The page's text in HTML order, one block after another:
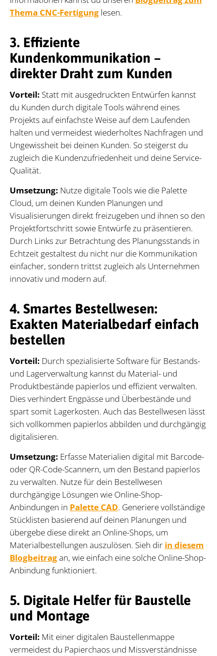
Thema CNC-Fertigung lesen.
3. Effiziente
Kundenkommunikation –
direkter Draht zum Kunden
Vorteil: Statt mit ausgedruckten Entwürfen kannst
du Kunden durch digitale Tools während eines
Projekts auf einfachste Weise auf dem Laufenden
halten und vermeidest wiederholtes Nachfragen und
Ungewissheit bei deinen Kunden. So steigerst du
zugleich die Kundenzufriedenheit und deine Service-
Qualität.
Umsetzung: Nutze digitale Tools wie die Palette
Cloud, um deinen Kunden Planungen und
Visualisierungen direkt freizugeben und ihnen so den
Projektfortschritt sowie Entwürfe zu präsentieren.
Durch Links zur Betrachtung des Planungsstands in
Echtzeit gestaltest du nicht nur die Kommunikation
einfacher, sondern trittst zugleich als Unternehmen
innovativ und modern auf.
4. Smartes Bestellwesen:
Exakten Materialbedarf einfach
bestellen
Vorteil: Durch spezialisierte Software für Bestands-
und Lagerverwaltung kannst du Material- und
Produktbestände papierlos und effizient verwalten.
Dies verhindert Engpässe und Überbestände und
spart somit Lagerkosten. Auch das Bestellwesen lässt
sich vollkommen papierlos abbilden und durchgängig
digitalisieren.
Umsetzung: Erfasse Materialien digital mit Barcode-
oder QR-Code-Scannern, um den Bestand papierlos
zu verwalten. Nutze für dein Bestellwesen
durchgängige Lösungen wie Online-Shop-
Anbindungen in Palette CAD. Generiere vollständige
Stücklisten basierend auf deinen Planungen und
übergebe diese direkt an Online-Shops, um
Materialbestellungen auszulösen. Sieh dir in diesem
Blogbeitragan, wie einfach eine solche Online-Shop-
Anbindung funktioniert.
5. Digitale Helfer für Baustelle
und Montage
Vorteil: Mit einer digitalen Baustellenmappe
vermeidest du Papierchaos und Missverständnisse